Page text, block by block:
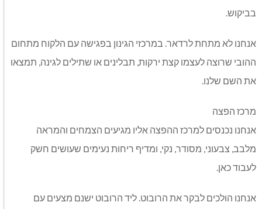
בביקוש.
אנחנו לא מתחת לרדאר. במרכזי הגינון בפגישה עם הלקוח מתחום
ההובי שרוצה לעצמו קצת ירקות, תבלינים או שתילים לגינה, תמצאו
את השם שלנו.
מרכז הפצה
אנחנו נכנסים למרכז ההפצה אליו מגיעים הצמחים והמראה
מלבב, צבעוני, מסודר, נקי, ומדיף ריחות נעימים שעושים חשק
לעבוד כאן.
אנחנו הולכים לבקר את הרובוט. ליד הרובוט ישנם מצעים עם